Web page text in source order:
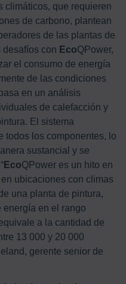
climáticos, que requieren
de carbono, plantean
de las plantas de
desafíos con EcoQPower,
el consumo de energía
de las condiciones
en un análisis
de calefacción y
El sistema
todos los componentes, lo
sustancial y se
EcoQPower es un hito en
ubicaciones con climas
una planta de pintura,
energía en el rango
a la cantidad de
13 000 y 20 000
gerente senior de